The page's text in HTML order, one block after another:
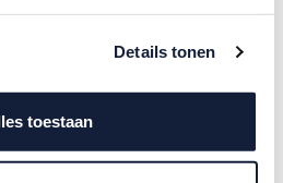
Details tonen
toestaan